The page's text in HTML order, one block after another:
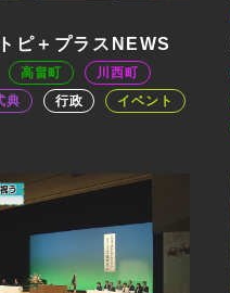
ピ＋プラスNEWS
高畠町
川西町
典 行政
イベント